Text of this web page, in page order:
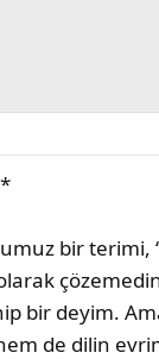
bir terimi,
bir deyim.
de dilin